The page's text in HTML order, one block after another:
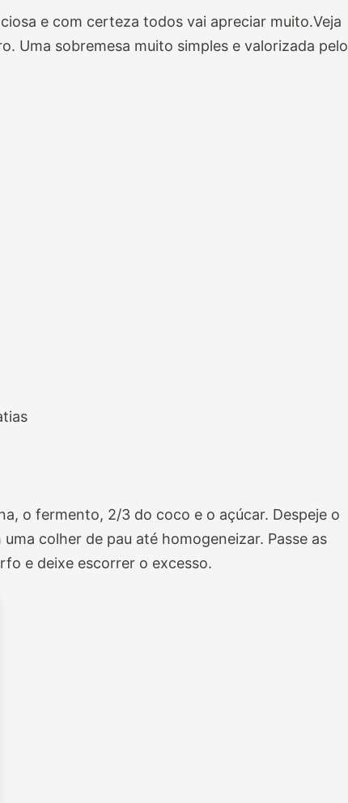
e com certeza todos vai apreciar muito.Veja
Uma sobremesa muito simples e valorizada pelo
o fermento, 2/3 do coco e o açúcar. Despeje o
colher de pau até homogeneizar. Passe as
e deixe escorrer o excesso.